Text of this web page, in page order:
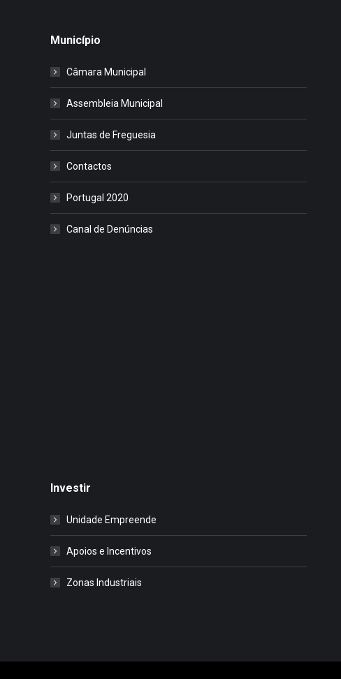
Município
Câmara Municipal
Assembleia Municipal
Juntas de Freguesia
Contactos
Portugal 2020
Canal de Denúncias
Investir
Unidade Empreende
Apoios e Incentivos
Zonas Industriais